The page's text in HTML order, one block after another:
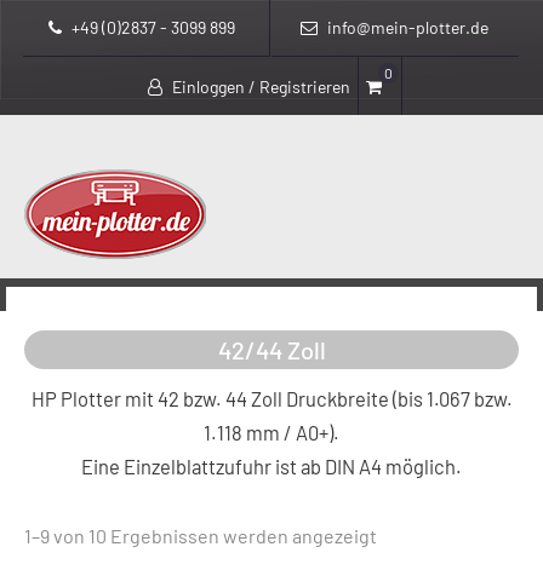
+49 (0)2837 - 3099 899 info@mein-plotter.de
Einloggen / Registrieren
0
> >
42/44 Zoll
HP Plotter mit 42 bzw. 44 Zoll Druckbreite (bis 1.067 bzw.
1.118 mm / A0+).
Eine Einzelblattzufuhr ist ab DIN A4 möglich.
1–9 von 10 Ergebnissen werden angezeigt